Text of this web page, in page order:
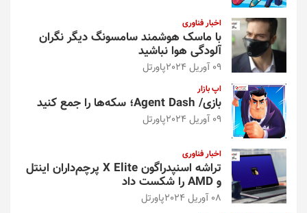
اخبار فناوری
با ماسک هوشمند سامسونگ دیگر نگران
آلودگی هوا نباشید
09 آوریل 2024 پاورتل
اپ بازار
بازی/ Agent Dash؛ سکه‌ها را جمع کنید
09 آوریل 2024 پاورتل
اخبار فناوری
تراشه اسنپدراگون X Elite پرچم‌داران اینتل
و AMD را شکست داد
08 آوریل 2024 پاورتل